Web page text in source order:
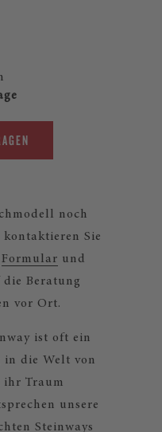
noch
Sie
Formular und
Beratung
vor Ort.
ist oft ein
in die Welt von
ihr Traum
unsere
Steinways